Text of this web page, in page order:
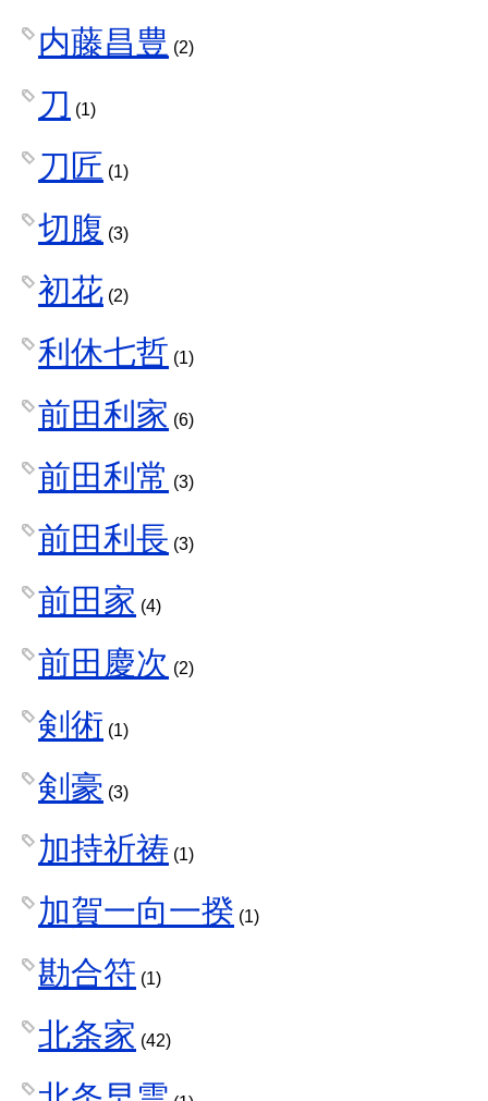
内藤昌豊 (2)
刀 (1)
刀匠 (1)
切腹 (3)
初花 (2)
利休七哲 (1)
前田利家 (6)
前田利常 (3)
前田利長 (3)
前田家 (4)
前田慶次 (2)
剣術 (1)
剣豪 (3)
加持祈祷 (1)
加賀一向一揆 (1)
勘合符 (1)
北条家 (42)